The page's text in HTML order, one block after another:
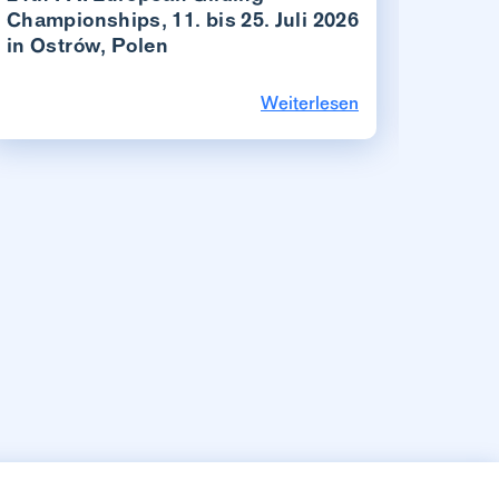
Championships, 11. bis 25. Juli 2026
in Ostrów, Polen
Weiterlesen